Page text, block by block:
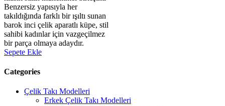
Benzersiz yapısıyla her
takıldığında farklı bir ışıltı sunan
barok inci çelik aparatlı küpe, stil
sahibi kadınlar için vazgeçilmez
bir parça olmaya adaydır.
Sepete Ekle
Categories
Çelik Takı Modelleri
Erkek Çelik Takı Modelleri